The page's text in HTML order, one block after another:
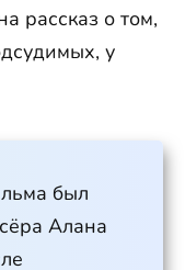
рассказ о том,
у
был
Алана